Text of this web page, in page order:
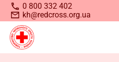
0 800 332 402
kh@redcross.org.ua